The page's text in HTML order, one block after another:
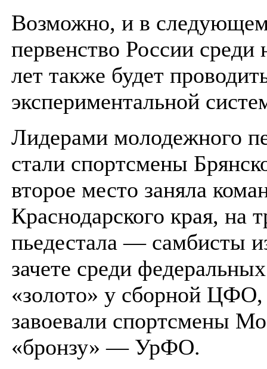
Возможно, и в
первенство России
лет также будет
экспериментальной
Лидерами молодежного
стали спортсмены
второе место заняла
Краснодарского края, на
пьедестала — самбисты
зачете среди
«золото» у сборной ЦФО,
завоевали спортсмены
«бронзу» — УрФО.